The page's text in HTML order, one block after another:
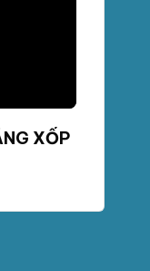
XỐP